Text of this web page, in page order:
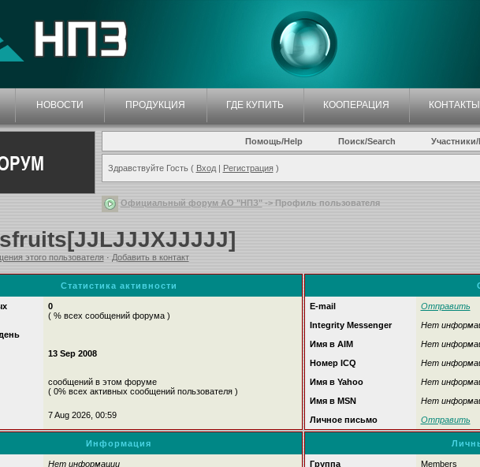
НОВОСТИ ПРОДУКЦИЯ ГДЕ КУПИТЬ КООПЕРАЦИЯ КОНТАКТЫ
Помощь/Help Поиск/Search
Здравствуйте Гость ( Вход| Регистрация)
Официальный форум АО "НПЗ"-> Профиль пользователя
этого пользователя· Добавить в контакт
Статистика активности
0
( % всех сообщений форума )
13 Sep 2008
сообщений в этом форуме
( 0% всех активных сообщений пользователя )
7 Aug 2026, 00:59
E-mail
Отправить
Integrity Messenger
Нет
Имя в AIM
Нет
Номер ICQ
Нет
Имя в Yahoo
Нет
Имя в MSN
Нет
Личное письмо
Отправить
Информация
Нет информации
Группа
Members